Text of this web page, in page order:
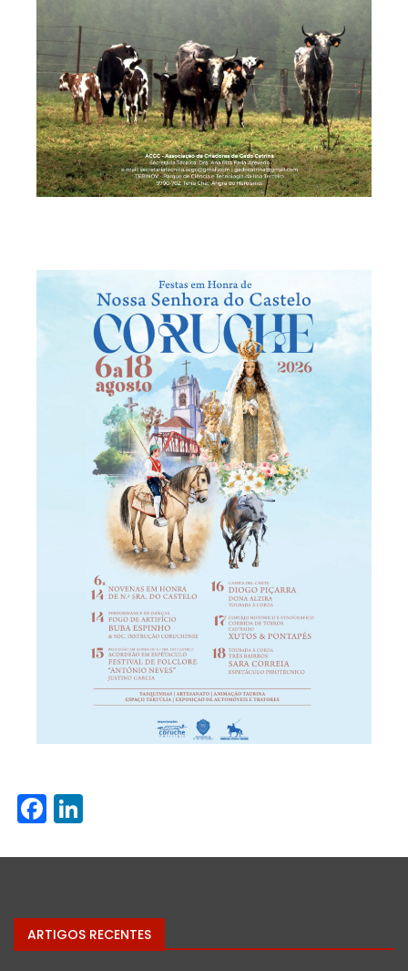
Facebook
ARTIGOS RECENTES